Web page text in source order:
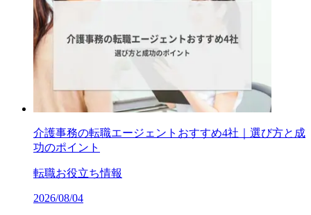
介護事務の転職エージェントおすすめ4社｜選び方と成
功のポイント
転職お役立ち情報
2026/08/04